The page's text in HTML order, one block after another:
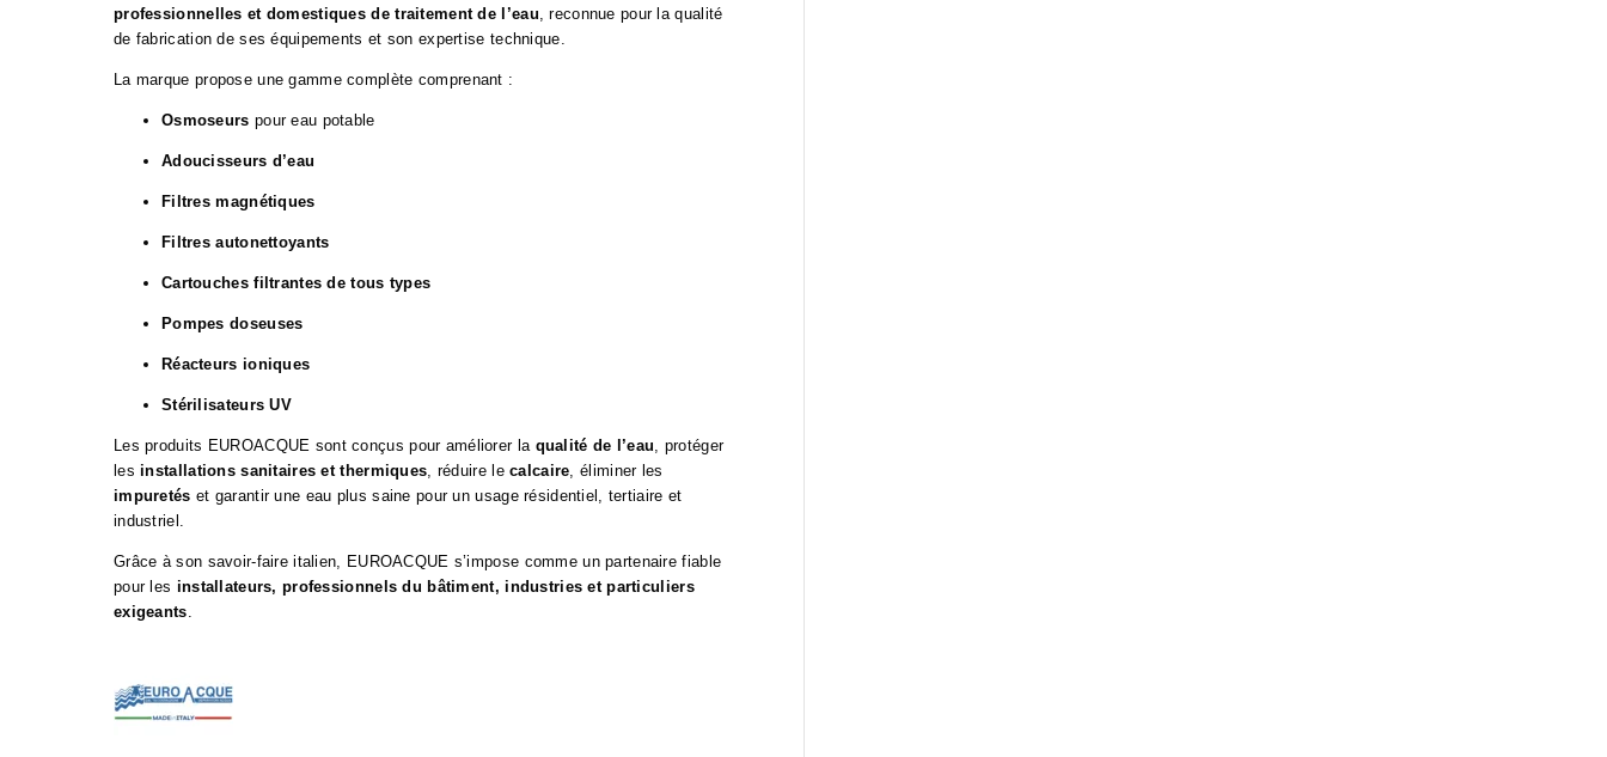
professionnelles et domestiques de traitement de l’eau, reconnue pour la qualité
de fabrication de ses équipements et son expertise technique.
La marque propose une gamme complète comprenant :
Osmoseurs pour eau potable
Adoucisseurs d’eau
Filtres magnétiques
Filtres autonettoyants
Cartouches filtrantes de tous types
Pompes doseuses
Réacteurs ioniques
Stérilisateurs UV
Les produits EUROACQUE sont conçus pour améliorer la qualité de l’eau, protéger
lesinstallations sanitaires et thermiques, réduire lecalcaire, éliminer les
impuretés et garantir une eau plus saine pour un usage résidentiel, tertiaire et
industriel.
Grâce à son savoir-faire italien, EUROACQUE s’impose comme un partenaire fiable
pour les installateurs, professionnels du bâtiment, industries et particuliers
exigeants.